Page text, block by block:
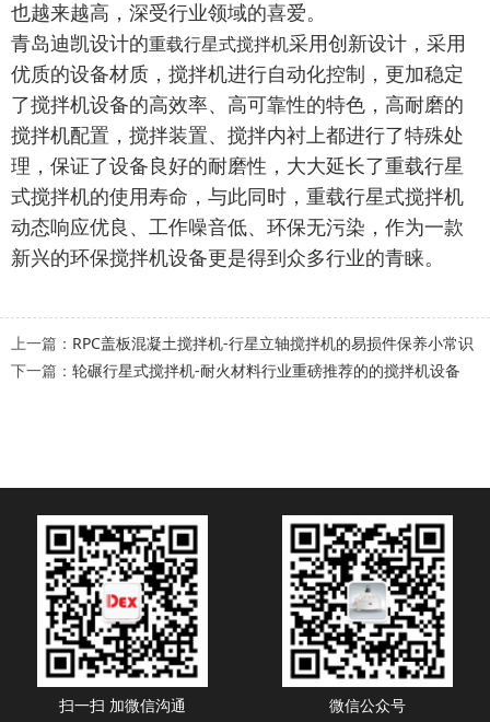
也越来越高，深受行业领域的喜爱。
青岛迪凯设计的重载行星式搅拌机采用创新设计， 采用
优质的设备材质 ， 搅拌机进行自动化控制，更加稳定
了搅拌机设备的高效率、高可靠性的特色， 高耐磨的
搅拌机配置， 搅拌装置、搅拌内衬上都进行了特殊处
理， 保证了设备 良好的耐磨性， 大大延长了重载行星
式搅拌机的使用寿命，与此同时，重载行星式搅拌机
动态响应优良、工作噪音低、 环保无污染，作为一款
新兴的环保搅拌机设备更是得到众多行业的青睐。
上一篇： RPC盖板混凝土搅拌机-行星立轴搅拌机的易损件保养小常识
下一篇： 轮碾行星式搅拌机-耐火材料行业重磅推荐的的搅拌机设备
扫一扫 加微信沟通 微信公众号